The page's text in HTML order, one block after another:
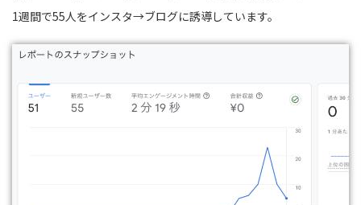
1週間で55人をインスタ→ブログに誘導しています。